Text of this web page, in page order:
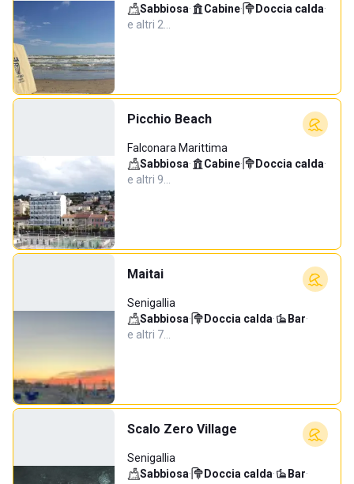
Sabbiosa· Cabine· Doccia calda·
e altri 2…
Picchio Beach
Falconara Marittima
Sabbiosa· Cabine· Doccia calda·
e altri 9…
Maitai
Senigallia
Sabbiosa· Doccia calda· Bar·
e altri 7…
Scalo Zero Village
Senigallia
Sabbiosa· Doccia calda· Bar·